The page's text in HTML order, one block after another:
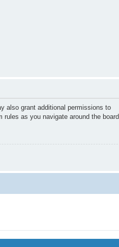
also grant additional permissions to
as you navigate around the board.